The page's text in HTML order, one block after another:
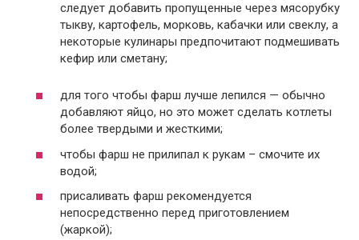
следует добавить пропущенные через мясорубку
тыкву, картофель, морковь, кабачки или свеклу, а
некоторые кулинары предпочитают подмешивать
кефир или сметану;
для того чтобы фарш лучше лепился — обычно
добавляют яйцо, но это может сделать котлеты
более твердыми и жесткими;
чтобы фарш не прилипал к рукам – смочите их
водой;
присаливать фарш рекомендуется
непосредственно перед приготовлением
(жаркой);